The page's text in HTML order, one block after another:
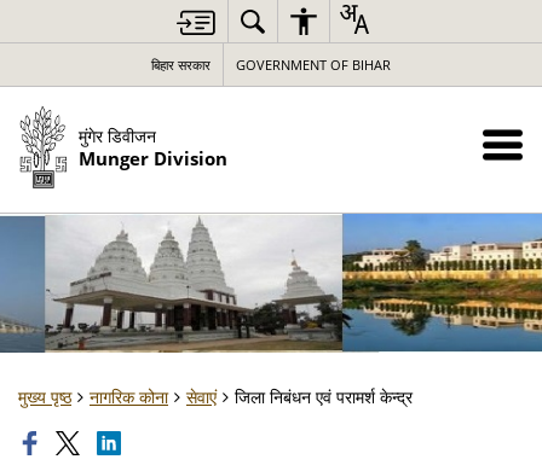
बिहार सरकार GOVERNMENT OF BIHAR
मुंगेर डिवीजन
Munger Division
मुख्य पृष्ठ नागरिक कोना सेवाएं जिला निबंधन एवं परामर्श केन्द्र